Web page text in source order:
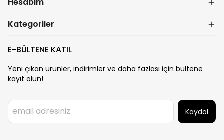
Hesabım
Kategoriler
E-BÜLTENE KATIL
Yeni çıkan ürünler, indirimler ve daha fazlası için bültene
kayıt olun!
Kaydol